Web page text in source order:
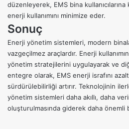
düzenleyerek, EMS bina
enerji kullanımını minimize eder.
Sonuç
Enerji yönetim sistemleri, modern
vazgeçilmez araçlardır. Enerji
yönetim stratejilerini uygulayarak ve
entegre olarak, EMS enerji israfını
sürdürülebilirliği artırır. Teknolojinin
yönetim sistemleri daha akıllı, daha
oluşturulmasında giderek daha önemli